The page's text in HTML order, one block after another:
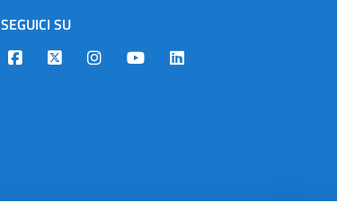
SEGUICI SU
Designers Italia
TwitterInstagramYoutubeLinkedin